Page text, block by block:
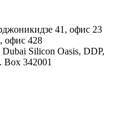
41, офис 23
офис 428
Silicon Oasis, DDP,
Box 342001